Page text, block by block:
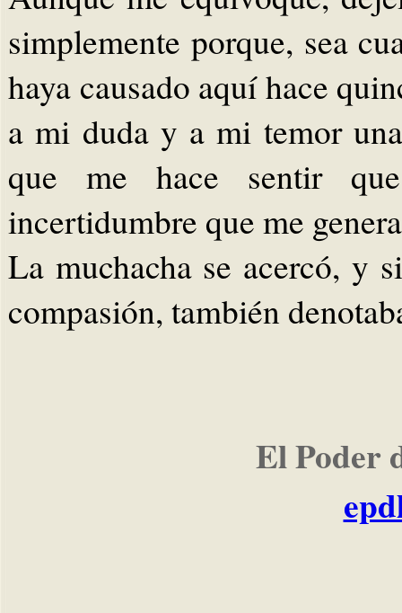
simplemente porque, sea
haya causado aquí hace
a mi duda y a mi temor
que me hace sentir
incertidumbre que me
La muchacha se acercó, y
compasión, también
El Poder